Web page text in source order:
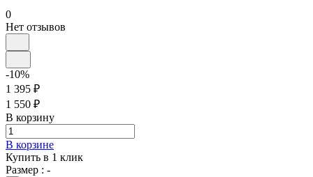
0
Нет отзывов
-10%
1 395 ₽
1 550 ₽
В корзину
В корзине
Купить в 1 клик
Размер : -